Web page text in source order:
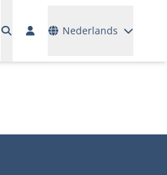
Nederlands